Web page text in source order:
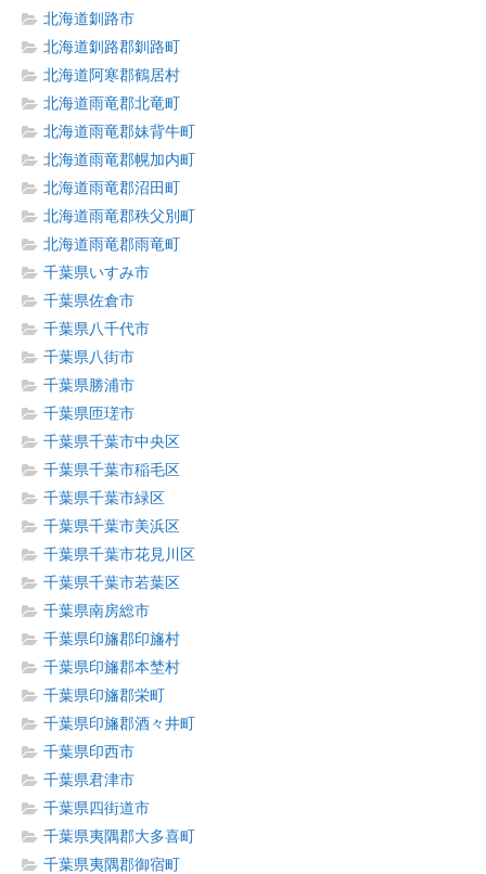
北海道釧路市
北海道釧路郡釧路町
北海道阿寒郡鶴居村
北海道雨竜郡北竜町
北海道雨竜郡妹背牛町
北海道雨竜郡幌加内町
北海道雨竜郡沼田町
北海道雨竜郡秩父別町
北海道雨竜郡雨竜町
千葉県いすみ市
千葉県佐倉市
千葉県八千代市
千葉県八街市
千葉県勝浦市
千葉県匝瑳市
千葉県千葉市中央区
千葉県千葉市稲毛区
千葉県千葉市緑区
千葉県千葉市美浜区
千葉県千葉市花見川区
千葉県千葉市若葉区
千葉県南房総市
千葉県印旛郡印旛村
千葉県印旛郡本埜村
千葉県印旛郡栄町
千葉県印旛郡酒々井町
千葉県印西市
千葉県君津市
千葉県四街道市
千葉県夷隅郡大多喜町
千葉県夷隅郡御宿町